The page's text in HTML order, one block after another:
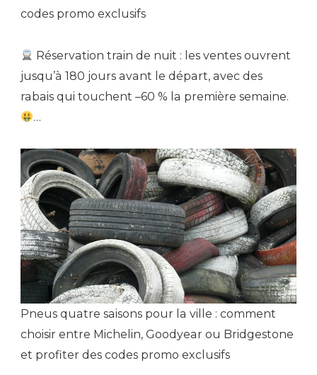
codes promo exclusifs
Réservation train de nuit : les ventes ouvrent
jusqu’à 180 jours avant le départ, avec des
rabais qui touchent –60 % la première semaine.
…
Pneus quatre saisons pour la ville : comment
choisir entre Michelin, Goodyear ou Bridgestone
et profiter des codes promo exclusifs